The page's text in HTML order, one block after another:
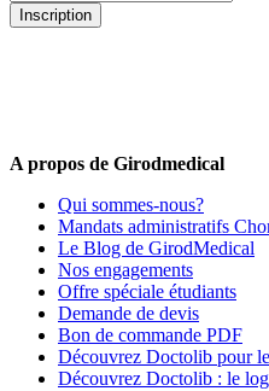
Inscription
A propos de Girodmedical
Qui sommes-nous?
Mandats administratifs
Le Blog de GirodMedical
Nos engagements
Offre spéciale étudiants
Demande de devis
Bon de commande PDF
Découvrez Doctolib pour
Découvrez Doctolib : le